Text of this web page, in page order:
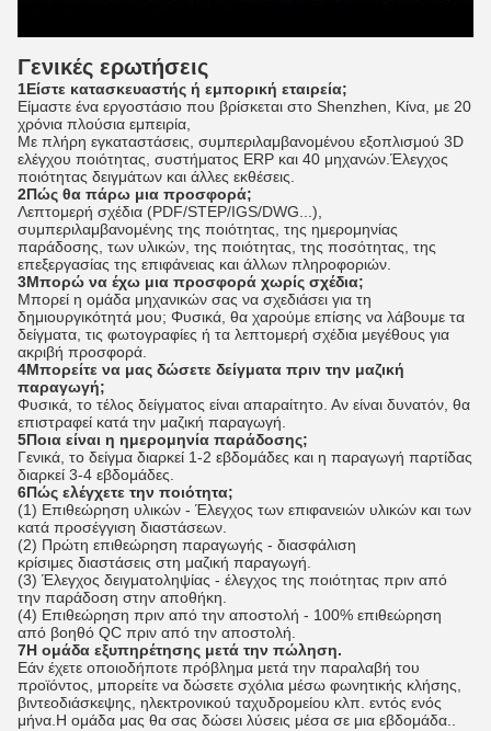
Γενικές ερωτήσεις
1Είστε κατασκευαστής ή εμπορική εταιρεία;
Είμαστε ένα εργοστάσιο που βρίσκεται στο Shenzhen, Κίνα, με 20
χρόνια πλούσια εμπειρία,
Με πλήρη εγκαταστάσεις, συμπεριλαμβανομένου εξοπλισμού 3D
ελέγχου ποιότητας, συστήματος ERP και 40 μηχανών.Έλεγχος
ποιότητας δειγμάτων και άλλες εκθέσεις.
2Πώς θα πάρω μια προσφορά;
Λεπτομερή σχέδια (PDF/STEP/IGS/DWG...),
συμπεριλαμβανομένης της ποιότητας, της ημερομηνίας
παράδοσης, των υλικών, της ποιότητας, της ποσότητας, της
επεξεργασίας της επιφάνειας και άλλων πληροφοριών.
3Μπορώ να έχω μια προσφορά χωρίς σχέδια;
Μπορεί η ομάδα μηχανικών σας να σχεδιάσει για τη
δημιουργικότητά μου; Φυσικά, θα χαρούμε επίσης να λάβουμε τα
δείγματα, τις φωτογραφίες ή τα λεπτομερή σχέδια μεγέθους για
ακριβή προσφορά.
4Μπορείτε να μας δώσετε δείγματα πριν την μαζική
παραγωγή;
Φυσικά, το τέλος δείγματος είναι απαραίτητο. Αν είναι δυνατόν, θα
επιστραφεί κατά την μαζική παραγωγή.
5Ποια είναι η ημερομηνία παράδοσης;
Γενικά, το δείγμα διαρκεί 1-2 εβδομάδες και η παραγωγή παρτίδας
διαρκεί 3-4 εβδομάδες.
6Πώς ελέγχετε την ποιότητα;
(1) Επιθεώρηση υλικών - Έλεγχος των επιφανειών υλικών και των
κατά προσέγγιση διαστάσεων.
(2) Πρώτη επιθεώρηση παραγωγής - διασφάλιση
κρίσιμες διαστάσεις στη μαζική παραγωγή.
(3) Έλεγχος δειγματοληψίας - έλεγχος της ποιότητας πριν από
την παράδοση στην αποθήκη.
(4) Επιθεώρηση πριν από την αποστολή - 100% επιθεώρηση
από βοηθό QC πριν από την αποστολή.
7Η ομάδα εξυπηρέτησης μετά την πώληση.
Εάν έχετε οποιοδήποτε πρόβλημα μετά την παραλαβή του
προϊόντος, μπορείτε να δώσετε σχόλια μέσω φωνητικής κλήσης,
βιντεοδιάσκεψης, ηλεκτρονικού ταχυδρομείου κλπ. εντός ενός
μήνα.Η ομάδα μας θα σας δώσει λύσεις μέσα σε μια εβδομάδα..